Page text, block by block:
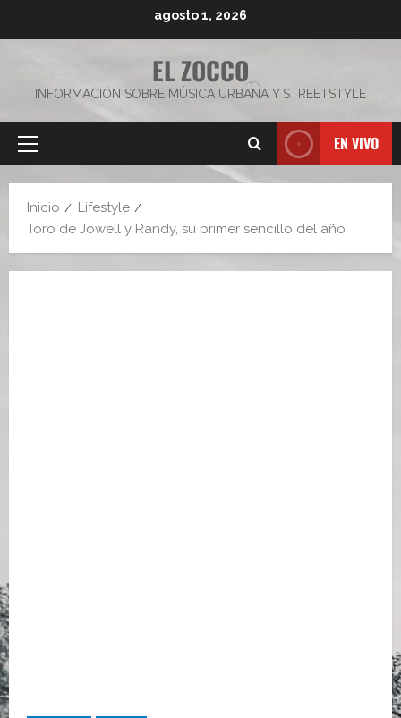
agosto 1, 2026
EL ZOCCO
INFORMACIÓN SOBRE MÚSICA URBANA Y STREETSTYLE
Menú
EN VIVO
Inicio
Lifestyle
Toro de Jowell y Randy, su primer sencillo del año